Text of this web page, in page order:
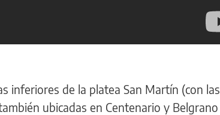
inferiores de la platea San Martín (con las
ubicadas en Centenario y Belgrano